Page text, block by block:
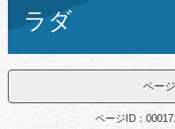
ラダ
ペー
ページID：